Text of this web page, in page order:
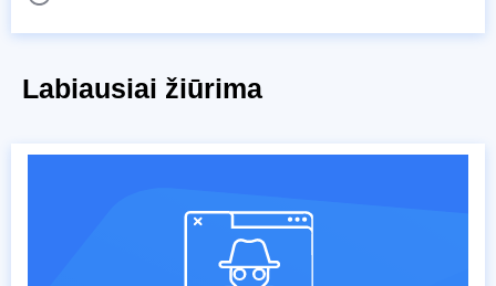
Labiausiai žiūrima